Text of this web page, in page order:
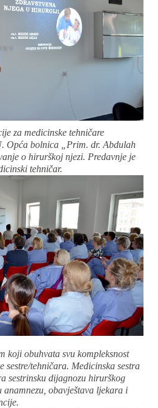
za medicinske tehničare
Opća bolnica „Prim. dr. Abdulah
o hirurškoj njezi. Predavnje je
tehničar.
koji obuhvata svu kompleksnost
sestre/tehničara. Medicinska sestra
sestrinsku dijagnozu hirurškog
anamnezu, obavještava ljekara i